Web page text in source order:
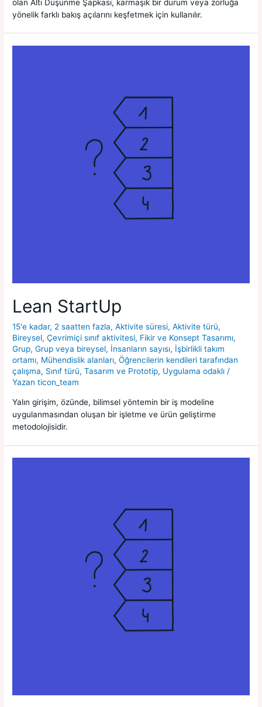
olan Altı Düşünme Şapkası, karmaşık bir durum veya zorluğa
yönelik farklı bakış açılarını keşfetmek için kullanılır.
Lean StartUp
15'e kadar, 2 saatten fazla,Aktivite süresi,Aktivite türü,
Bireysel,Çevrimiçi sınıf aktivitesi, Fikir ve Konsept Tasarımı,
Grup,Grup veya bireysel, İnsanların sayısı, İşbirlikli takım
ortamı, Mühendislik alanları,Öğrencilerin kendileri tarafından
çalışma, Sınıf türü,Tasarım ve Prototip, Uygulama odaklı /
Yazan ticon_team
Yalın girişim, özünde, bilimsel yöntemin bir iş modeline
uygulanmasından oluşan bir işletme ve ürün geliştirme
metodolojisidir.